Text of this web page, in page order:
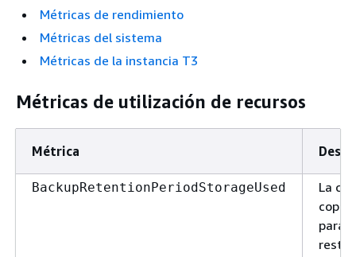
Métricas de rendimiento
Métricas del sistema
Métricas de la instancia T3
Métricas de utilización de recursos
Métrica
BackupRetentionPeriodStorageUsed
La
para